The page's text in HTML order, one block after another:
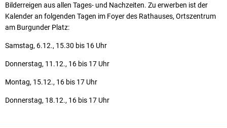
Bilderreigen aus allen Tages- und Nachzeiten. Zu erwerben ist der
Kalender an folgenden Tagen im Foyer des Rathauses, Ortszentrum
am Burgunder Platz:
Samstag, 6.12., 15.30 bis 16 Uhr
Donnerstag, 11.12., 16 bis 17 Uhr
Montag, 15.12., 16 bis 17 Uhr
Donnerstag, 18.12., 16 bis 17 Uhr